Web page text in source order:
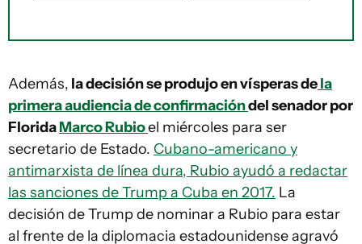
Además, la decisión se produjo en vísperas dela
primera audiencia de confirmacióndel senador por
FloridaMarco Rubioel miércoles para ser
secretario de Estado. Cubano-americano y
antimarxista de línea dura, Rubio ayudó a redactar
las sanciones de Trump a Cuba en 2017. La
decisión de Trump de nominar a Rubio para estar
al frente de la diplomacia estadounidense agravó